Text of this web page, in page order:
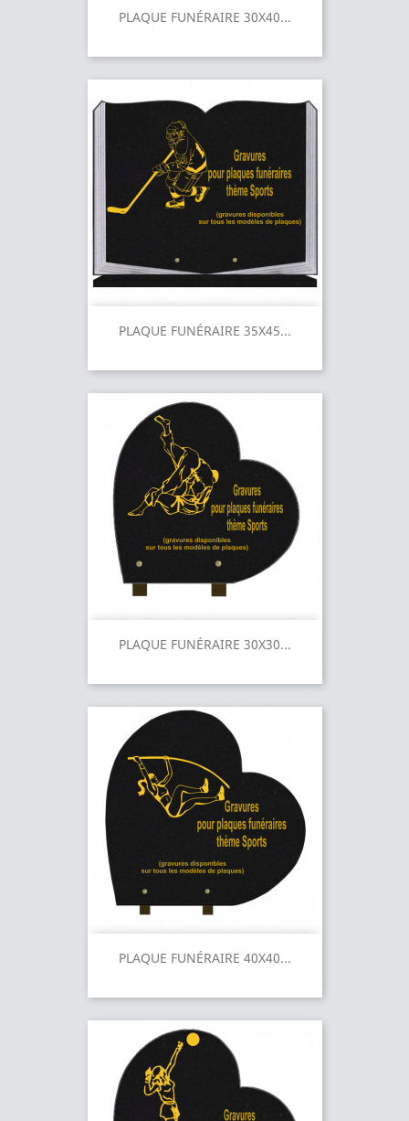
PLAQUE FUNÉRAIRE 30X40...
PLAQUE FUNÉRAIRE 35X45...
PLAQUE FUNÉRAIRE 30X30...
PLAQUE FUNÉRAIRE 40X40...